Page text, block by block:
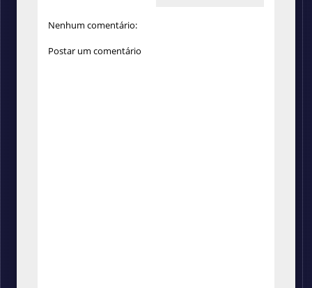
Nenhum comentário:
Postar um comentário